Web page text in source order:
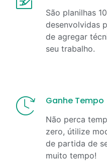
São planilhas
desenvolvidas
de agregar
seu trabalho.
Ganhe Tempo
Não perca
zero, útilize
de partida de
muito tempo!